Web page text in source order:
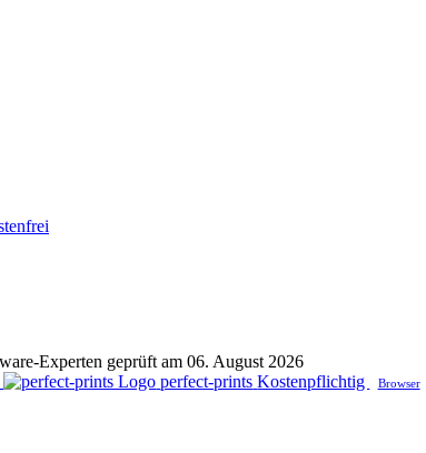
Experten geprüft am 06. August 2026
perfect-prints Kostenpflichtig Browser